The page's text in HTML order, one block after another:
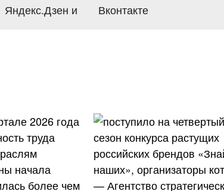
Яндекс.Дзен и Вконтакте